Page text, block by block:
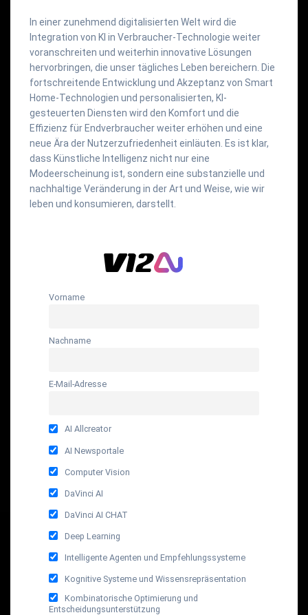
In einer zunehmend digitalisierten Welt wird die
Integration von KI in Verbraucher-Technologie weiter
voranschreiten und weiterhin innovative Lösungen
hervorbringen, die unser tägliches Leben bereichern. Die
fortschreitende Entwicklung und Akzeptanz von Smart
Home-Technologien und personalisierten, KI-
gesteuerten Diensten wird den Komfort und die
Effizienz für Endverbraucher weiter erhöhen und eine
neue Ära der Nutzerzufriedenheit einläuten. Es ist klar,
dass Künstliche Intelligenz nicht nur eine
Modeerscheinung ist, sondern eine substanzielle und
nachhaltige Veränderung in der Art und Weise, wie wir
leben und konsumieren, darstellt.
Vorname
Nachname
E-Mail-Adresse
AI Allcreator
AI Newsportale
Computer Vision
DaVinci AI
DaVinci AI CHAT
Deep Learning
Intelligente Agenten und Empfehlungssysteme
Kognitive Systeme und Wissensrepräsentation
Kombinatorische Optimierung und
Entscheidungsunterstützung